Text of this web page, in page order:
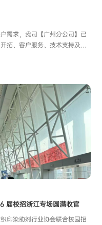
需求，我司【广州分公司】已
拓、客户服务、技术支持及项
。【广州分公司】地址：广州
届校招浙江专场圆满收官​
印染助剂行业协会联合校园招